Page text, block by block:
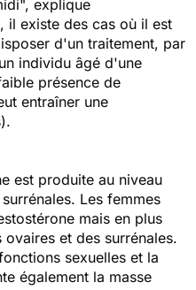
explique
il existe des cas où il est
d'un traitement, par
individu âgé d'une
présence de
entraîner une
est produite au niveau
Les femmes
mais en plus
et des surrénales.
sexuelles et la
également la masse